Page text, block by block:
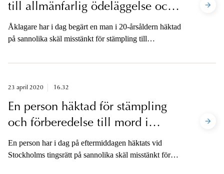
till allmänfarlig ödeläggelse och
mordbrand i Nacka och
Sölvesborg
Åklagare har i dag begärt en man i 20-årsåldern häktad
på sannolika skäl misstänkt för stämpling till
tillgänglig för media efter häktningsförhandlingen.
23 april 2020 16.32
En person häktad för stämpling
och förberedelse till mord i
Stockholm hösten 2018
En person har i dag på eftermiddagen häktats vid
Stockholms tingsrätt på sannolika skäl misstänkt för